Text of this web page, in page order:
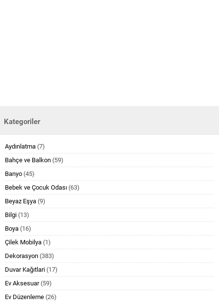
Kategoriler
Aydınlatma (7)
Bahçe ve Balkon (59)
Banyo (45)
Bebek ve Çocuk Odası (63)
Beyaz Eşya (9)
Bilgi (13)
Boya (16)
Çilek Mobilya (1)
Dekorasyon (383)
Duvar Kağıtlari (17)
Ev Aksesuar(59)
Ev Düzenleme (26)